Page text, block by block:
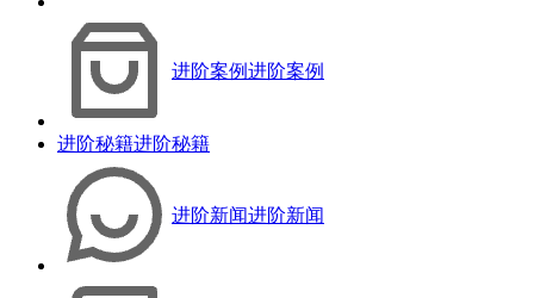
进阶案例进阶案例
进阶秘籍进阶秘籍
进阶新闻进阶新闻